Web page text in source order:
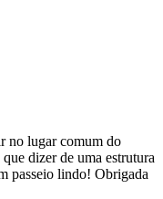
no lugar comum do
dizer de uma estrutura
passeio lindo! Obrigada